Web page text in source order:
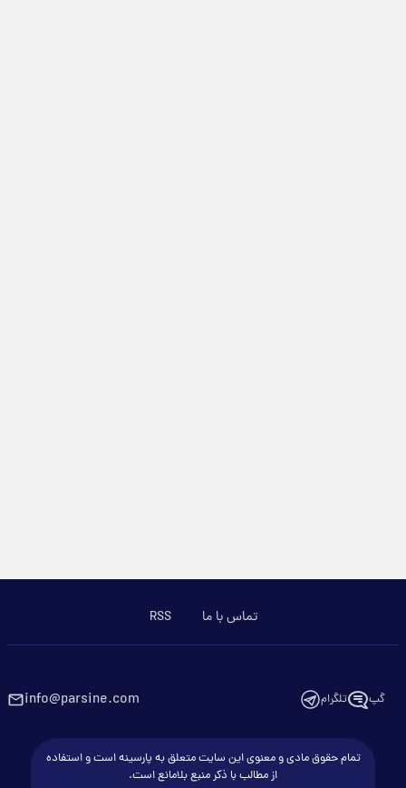
تماس با ما RSS
گپ تلگرام info@parsine.com
تمام حقوق مادی و معنوی این سایت متعلق به پارسینه است و استفاده
از مطالب با ذکر منبع بلامانع است.